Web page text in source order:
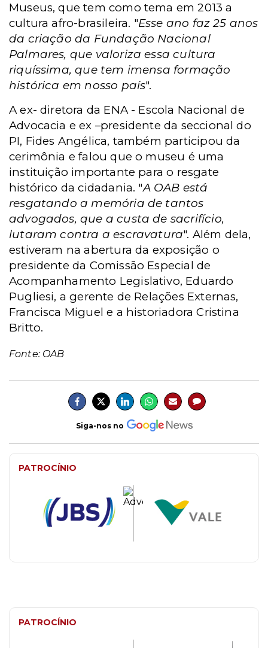
Museus, que tem como tema em 2013 a
cultura afro-brasileira. "Esse ano faz 25 anos
da criação da Fundação Nacional
Palmares, que valoriza essa cultura
riquíssima, que tem imensa formação
histórica em nosso país".
A ex- diretora da ENA - Escola Nacional de
Advocacia e ex –presidente da seccional do
PI, Fides Angélica, também participou da
cerimônia e falou que o museu é uma
instituição importante para o resgate
histórico da cidadania. "A OAB está
resgatando a memória de tantos
advogados, que a custa de sacrifício,
lutaram contra a escravatura". Além dela,
estiveram na abertura da exposição o
presidente da Comissão Especial de
Acompanhamento Legislativo, Eduardo
Pugliesi, a gerente de Relações Externas,
Francisca Miguel e a historiadora Cristina
Britto.
Fonte: OAB
Siga-nos no
PATROCÍNIO
PATROCÍNIO